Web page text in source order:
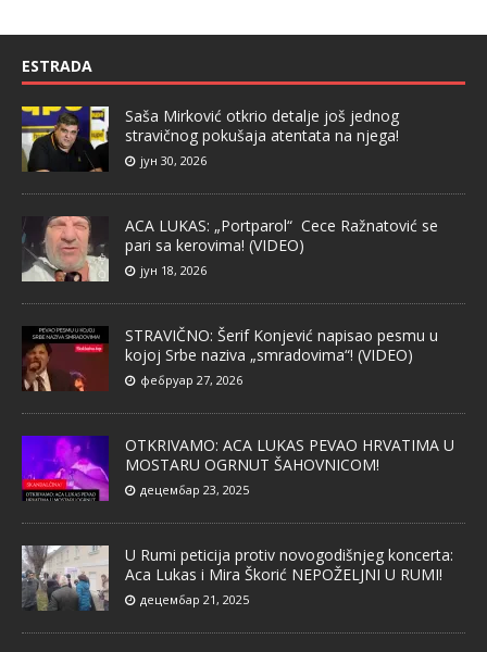
ESTRADA
Saša Mirković otkrio detalje još jednog
stravičnog pokušaja atentata na njega!
јун 30, 2026
ACA LUKAS: „Portparol“ Cece Ražnatović se
pari sa kerovima! (VIDEO)
јун 18, 2026
STRAVIČNO: Šerif Konjević napisao pesmu u
kojoj Srbe naziva „smradovima“! (VIDEO)
фебруар 27, 2026
OTKRIVAMO: ACA LUKAS PEVAO HRVATIMA U
MOSTARU OGRNUT ŠAHOVNICOM!
децембар 23, 2025
U Rumi peticija protiv novogodišnjeg koncerta:
Aca Lukas i Mira Škorić NEPOŽELJNI U RUMI!
децембар 21, 2025